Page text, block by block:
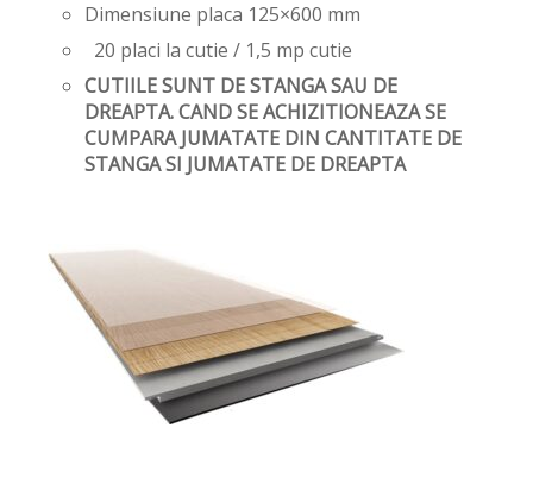
Dimensiune placa 125×600 mm
20 placi la cutie / 1,5 mp cutie
CUTIILE SUNT DE STANGA SAU DE
DREAPTA. CAND SE ACHIZITIONEAZA SE
CUMPARA JUMATATE DIN CANTITATE DE
STANGA SI JUMATATE DE DREAPTA